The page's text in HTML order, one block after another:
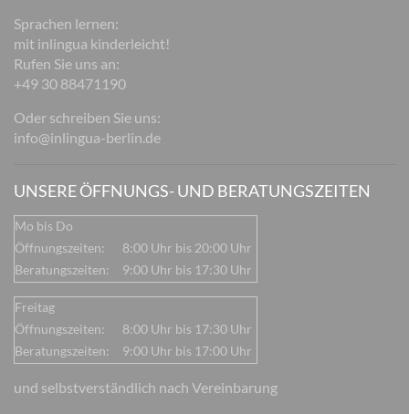
Sprachen lernen:
mit inlingua kinderleicht!
Rufen Sie uns an:
+49 30 88471190
Oder schreiben Sie uns:
info@inlingua-berlin.de
UNSERE ÖFFNUNGS- UND BERATUNGSZEITEN
Mo bis Do
Öffnungszeiten:
8:00 Uhr bis 20:00 Uhr
Beratungszeiten:
9:00 Uhr bis 17:30 Uhr
Freitag
Öffnungszeiten:
8:00 Uhr bis 17:30 Uhr
Beratungszeiten:
9:00 Uhr bis 17:00 Uhr
und selbstverständlich nach Vereinbarung